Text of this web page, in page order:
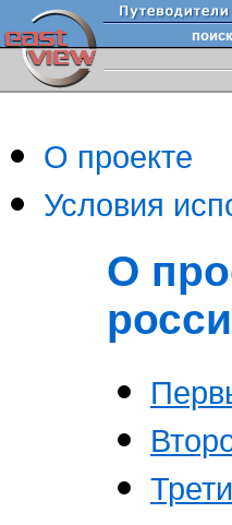
поиск
О проекте
Условия
О